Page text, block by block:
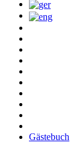
Gästebuch